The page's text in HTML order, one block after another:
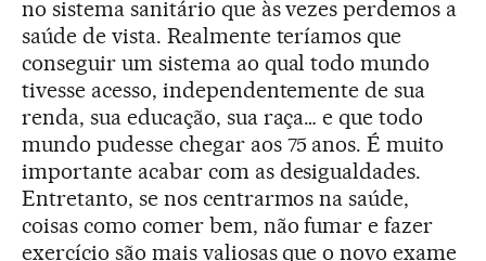
no sistema sanitário que às vezes perdemos a
saúde de vista. Realmente teríamos que
conseguir um sistema ao qual todo mundo
tivesse acesso, independentemente de sua
renda, sua educação, sua raça… e que todo
mundo pudesse chegar aos 75 anos. É muito
importante acabar com as desigualdades.
Entretanto, se nos centrarmos na saúde,
coisas como comer bem, não fumar e fazer
exercício são mais valiosas que o novo exame